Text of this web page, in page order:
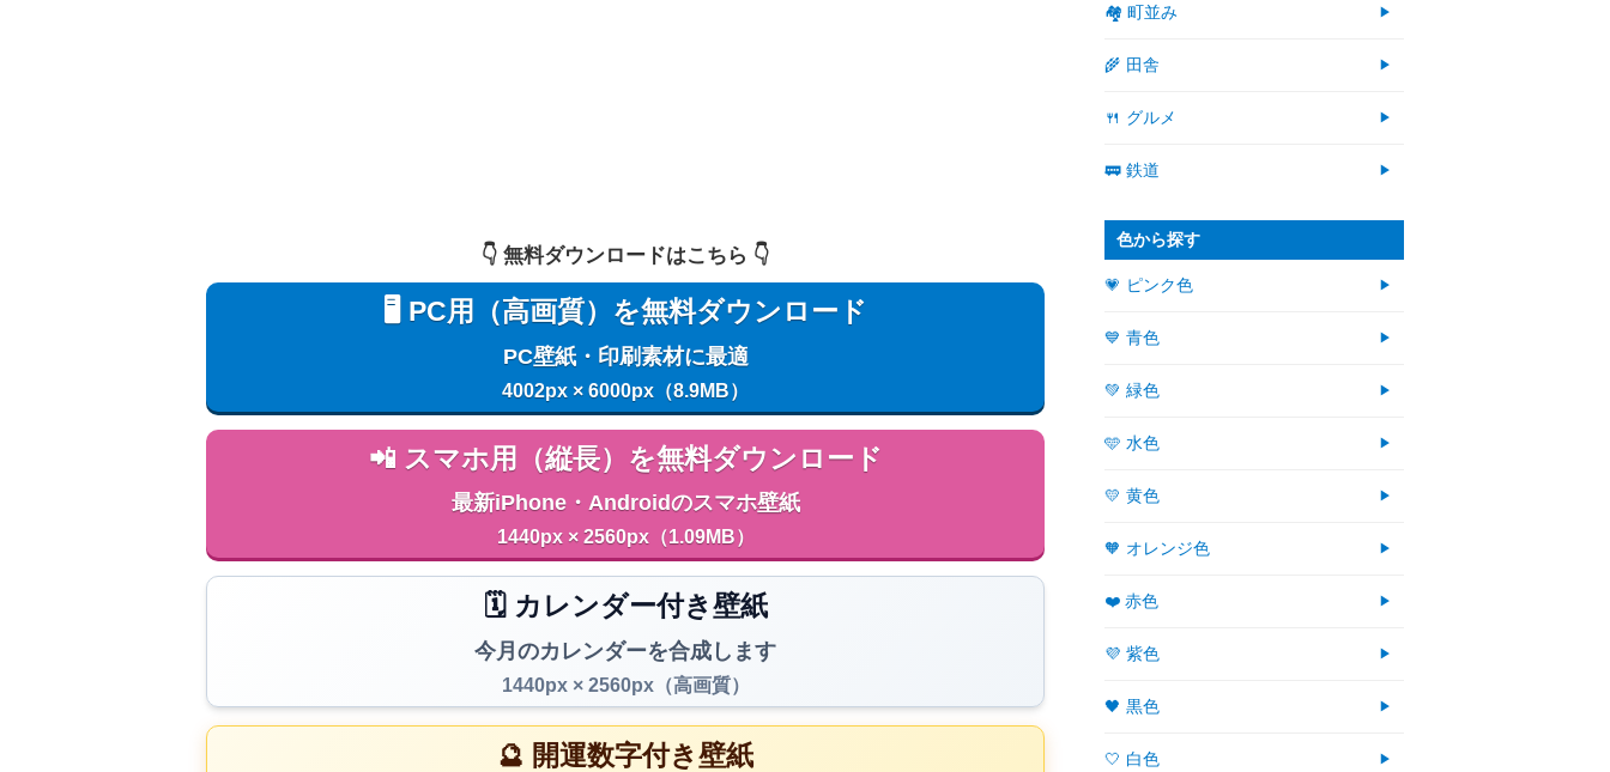
👇️ 無料ダウンロードはこちら 👇️
🖥️ PC用（高画質）を無料ダウンロード
PC壁紙・印刷素材に最適
4002px × 6000px（8.9MB）
📲 スマホ用（縦長）を無料ダウンロード
最新iPhone・Androidのスマホ壁紙
1440px × 2560px（1.09MB）
🗓️ カレンダー付き壁紙
今月のカレンダーを合成します
1440px × 2560px（高画質）
🔮 開運数字付き壁紙
🏘 町並み
🌾 田舎
🍴 グルメ
🚃 鉄道
色から探す
💗 ピンク色
💙 青色
💚 緑色
🩵 水色
💛 黄色
🧡 オレンジ色
❤️ 赤色
💜 紫色
🖤 黒色
🤍 白色